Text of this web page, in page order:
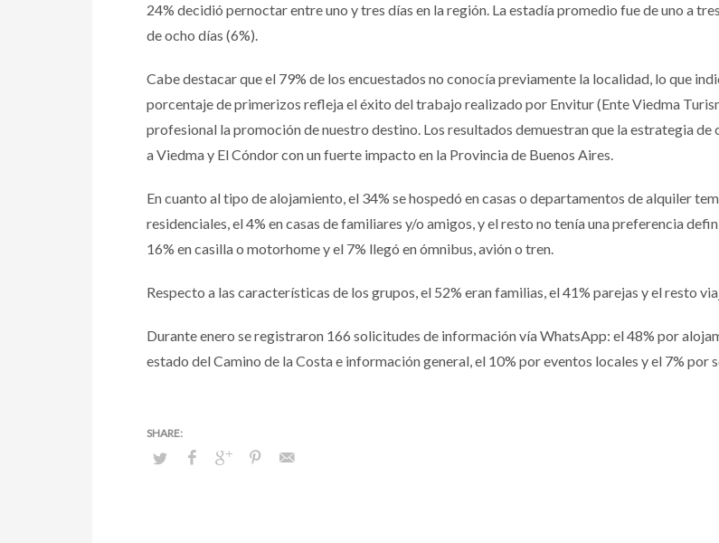
24% decidió pernoctar entre uno y tres días en la región. La estadía promedio fue de uno a
de ocho días (6%).
Cabe destacar que el 79% de los encuestados no conocía previamente la localidad, lo que
porcentaje de primerizos refleja el éxito del trabajo realizado por Envitur (Ente Viedma
profesional la promoción de nuestro destino. Los resultados demuestran que la estrategia
a Viedma y El Cóndor con un fuerte impacto en la Provincia de Buenos Aires.
En cuanto al tipo de alojamiento, el 34% se hospedó en casas o departamentos de alquiler
residenciales, el 4% en casas de familiares y/o amigos, y el resto no tenía una preferencia
16% en casilla o motorhome y el 7% llegó en ómnibus, avión o tren.
Respecto a las características de los grupos, el 52% eran familias, el 41% parejas y el resto
Durante enero se registraron 166 solicitudes de información vía WhatsApp: el 48% por
estado del Camino de la Costa e información general, el 10% por eventos locales y el 7% por